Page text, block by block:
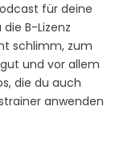
für deine
B-Lizenz
schlimm, zum
und vor allem
die du auch
anwenden